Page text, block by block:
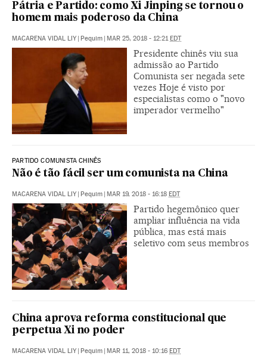
Pátria e Partido: como Xi Jinping se tornou o
homem mais poderoso da China
MACARENA VIDAL LIY | Pequim | MAR 25, 2018 - 12:21EDT
Presidente chinês viu sua
admissão ao Partido
Comunista ser negada sete
vezes Hoje é visto por
especialistas como o "novo
imperador vermelho"
PARTIDO COMUNISTA CHINÊS
Não é tão fácil ser um comunista na China
MACARENA VIDAL LIY | Pequim | MAR 19, 2018 - 16:18 EDT
Partido hegemônico quer
ampliar influência na vida
pública, mas está mais
seletivo com seus membros
China aprova reforma constitucional que
perpetua Xi no poder
MACARENA VIDAL LIY | Pequim | MAR 11, 2018 - 10:16 EDT